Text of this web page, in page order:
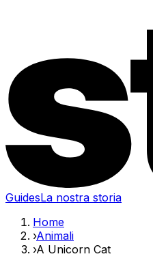
GuidesLa nostra storia
Home
›Animali
›A Unicorn Cat